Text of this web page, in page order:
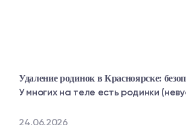
Удаление родинок в Красноярске:
У многих на теле есть родинки